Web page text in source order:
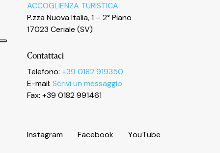
ACCOGLIENZA TURISTICA
P.zza Nuova Italia, 1 – 2° Piano
17023 Ceriale (SV)
Contattaci
Telefono: +39 0182 919350
E-mail: Scrivi un messaggio
Fax: +39 0182 991461
Instagram Facebook YouTube